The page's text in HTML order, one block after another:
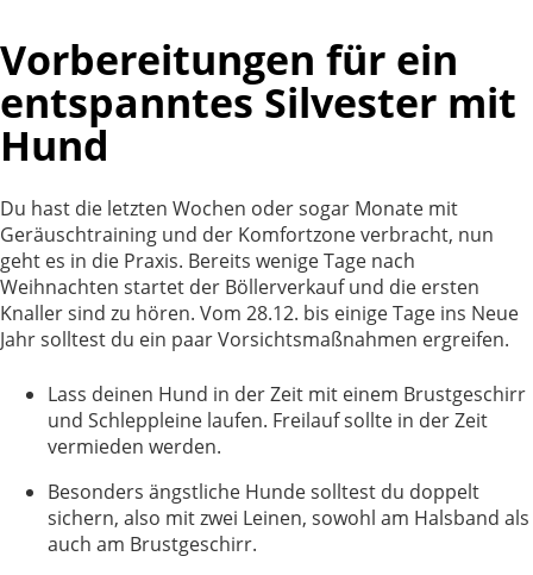
Vorbereitungen für ein
entspanntes Silvester mit
Hund
Du hast die letzten Wochen oder sogar Monate mit
Geräuschtraining und der Komfortzone verbracht, nun
geht es in die Praxis. Bereits wenige Tage nach
Weihnachten startet der Böllerverkauf und die ersten
Knaller sind zu hören. Vom 28.12. bis einige Tage ins Neue
Jahr solltest du ein paar Vorsichtsmaßnahmen ergreifen.
Lass deinen Hund in der Zeit mit einem Brustgeschirr
und Schleppleine laufen. Freilauf sollte in der Zeit
vermieden werden.
Besonders ängstliche Hunde solltest du doppelt
sichern, also mit zwei Leinen, sowohl am Halsband als
auch am Brustgeschirr.